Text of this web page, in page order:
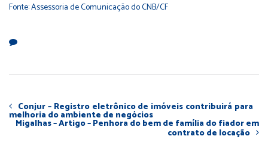
Fonte: Assessoria de Comunicação do CNB/CF
Conjur – Registro eletrônico de imóveis contribuirá para
melhoria do ambiente de negócios
Migalhas – Artigo – Penhora do bem de família do fiador em
contrato de locação